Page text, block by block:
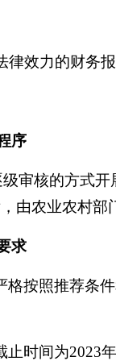
效力的财务
序
审核的方式
由农业农村部
求
按照推荐条
时间为